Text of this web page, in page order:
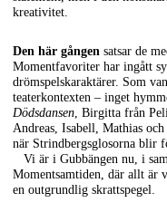
kreativitet.
Den här gången satsar de
Momentfavoriter har ingått
drömspelskaraktärer. Som
teaterkontexten – inget
Dödsdansen, Birgitta från
Andreas, Isabell, Mathias
när Strindbergsglosorna blir
Vi är i Gubbängen nu, i
Momentsamtiden, där allt är
en outgrundlig skrattspegel.